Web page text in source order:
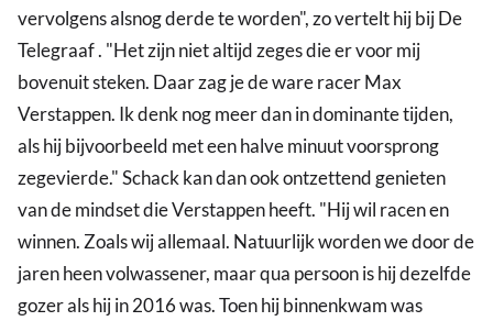
vervolgens alsnog derde te worden", zo vertelt hij bij De
Telegraaf . "Het zijn niet altijd zeges die er voor mij
bovenuit steken. Daar zag je de ware racer Max
Verstappen. Ik denk nog meer dan in dominante tijden,
als hij bijvoorbeeld met een halve minuut voorsprong
zegevierde." Schack kan dan ook ontzettend genieten
van de mindset die Verstappen heeft. "Hij wil racen en
winnen. Zoals wij allemaal. Natuurlijk worden we door de
jaren heen volwassener, maar qua persoon is hij dezelfde
gozer als hij in 2016 was. Toen hij binnenkwam was